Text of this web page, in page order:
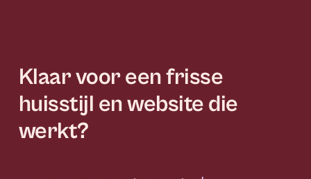
Klaar voor een frisse
huisstijl en website die
werkt?